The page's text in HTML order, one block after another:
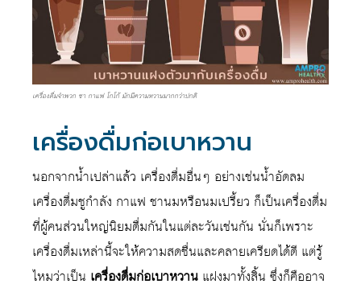
เครื่องดื่มจำพวก ชา กาแฟ โกโก้ มักมีความหวานมากกว่าปกติ
เครื่องดื่มก่อเบาหวาน
นอกจากน้ำเปล่าแล้ว เครื่องดื่มอื่นๆ อย่างเช่นน้ำอัดลม
เครื่องดื่มชูกำลัง กาแฟ ชานมหรือนมเปรี้ยว ก็เป็นเครื่องดื่ม
ที่ผู้คนส่วนใหญ่นิยมดื่มกันในแต่ละวันเช่นกัน นั่นก็เพราะ
เครื่องดื่มเหล่านี้จะให้ความสดชื่นและคลายเครียดได้ดี แต่รู้
ไหมว่าเป็น เครื่องดื่มก่อเบาหวาน แฝงมาทั้งสิ้น ซึ่งก็คืออาจ